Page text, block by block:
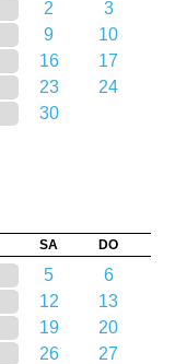
2
3
9
10
16
17
23
24
30
SA DO
5
6
12
13
19
20
26
27